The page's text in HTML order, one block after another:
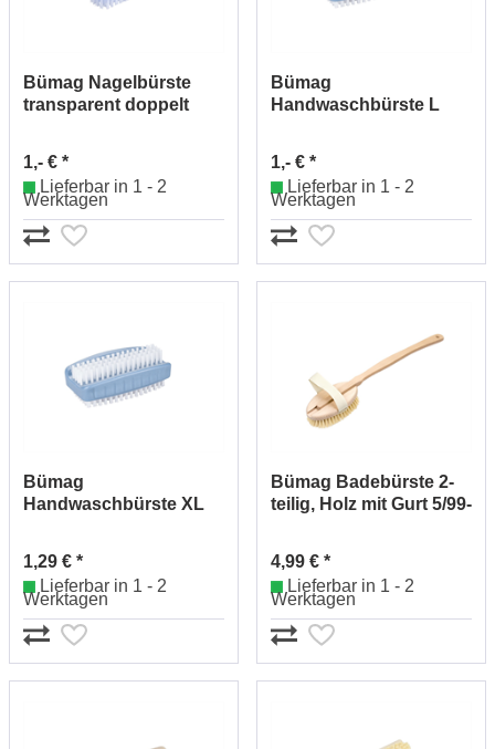
Bümag Nagelbürste
transparent doppelt
1,- € *
Lieferbar in 1 - 2
Werktagen
Bümag
Handwaschbürste L
1,- € *
Lieferbar in 1 - 2
Werktagen
Bümag
Handwaschbürste XL
1,29 € *
Lieferbar in 1 - 2
Werktagen
Bümag Badebürste 2-
teilig, Holz mit Gurt 5/99-
4,99 € *
Lieferbar in 1 - 2
Werktagen